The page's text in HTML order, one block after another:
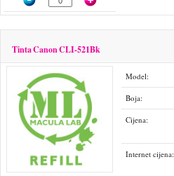
Tinta Canon CLI-521Bk
Model:
Boja:
Cijena:
Internet cijena: